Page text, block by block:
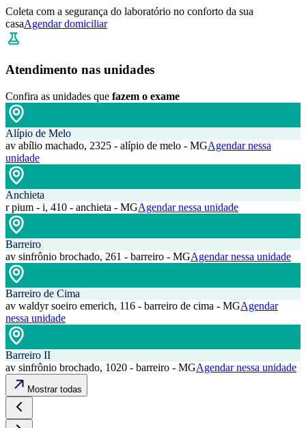
Coleta com a segurança do laboratório no conforto da sua
casaAgendar domiciliar
Atendimento nas unidades
Confira as unidades que fazem o exame
Alípio de Melo
av abílio machado, 2325 - alípio de melo - MGAgendar nessa
unidade
Anchieta
r pium - i, 410 - anchieta - MGAgendar nessa unidade
Barreiro
av sinfrônio brochado, 261 - barreiro - MGAgendar nessa unidade
Barreiro de Cima
av waldyr soeiro emerich, 116 - barreiro de cima - MGAgendar
nessa unidade
Barreiro II
av sinfrônio brochado, 1020 - barreiro - MGAgendar nessa unidade
Mostrar todas